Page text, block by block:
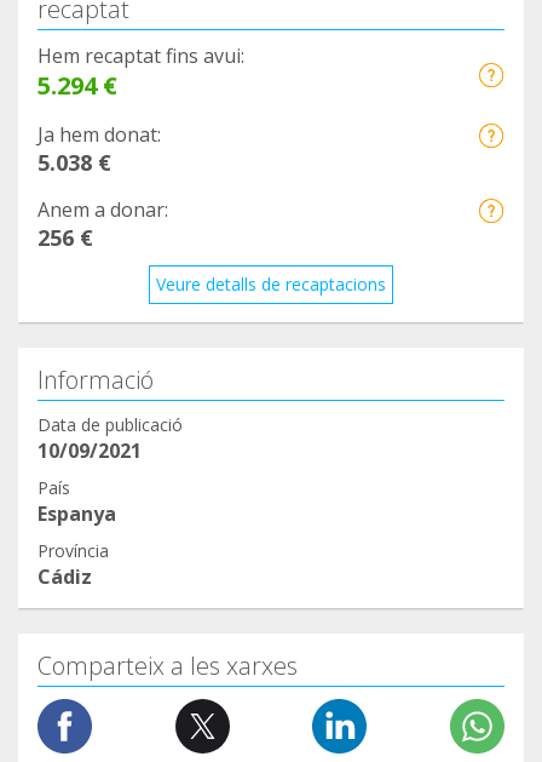
recaptat
Hem recaptat fins avui:
5.294 €
Ja hem donat:
5.038 €
Anem a donar:
256 €
Veure detalls de recaptacions
Informació
Data de publicació
10/09/2021
País
Espanya
Província
Cádiz
Comparteix a les xarxes